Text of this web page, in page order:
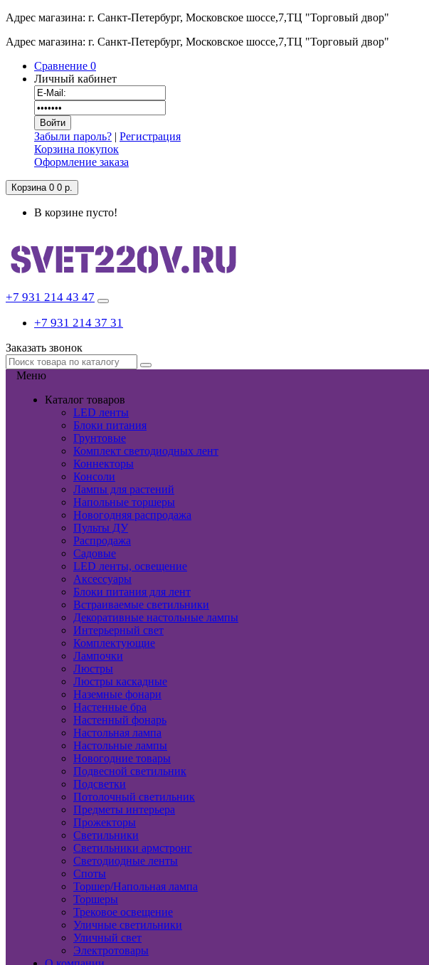
Адрес магазина: г. Санкт-Петербург, Московское шоссе,7,ТЦ "Торговый двор"
Адрес магазина: г. Санкт-Петербург, Московское шоссе,7,ТЦ "Торговый двор"
Сравнение 0
Личный кабинет
Забыли пароль? | Регистрация
Корзина покупок
Оформление заказа
Корзина 0 0 р.
В корзине пусто!
+7 931 214 43 47
+7 931 214 37 31
Заказать звонок
Меню
Каталог товаров
LED ленты
Блоки питания
Грунтовые
Комплект светодиодных лент
Коннекторы
Консоли
Лампы для растений
Напольные торшеры
Новогодняя распродажа
Пульты ДУ
Распродажа
Садовые
LED ленты, освещение
Аксессуары
Блоки питания для лент
Встраиваемые светильники
Декоративные настольные лампы
Интерьерный свет
Комплектующие
Лампочки
Люстры
Люстры каскадные
Наземные фонари
Настенные бра
Настенный фонарь
Настольная лампа
Настольные лампы
Новогодние товары
Подвесной светильник
Подсветки
Потолочный светильник
Предметы интерьера
Прожекторы
Светильники
Светильники армстронг
Светодиодные ленты
Споты
Торшер/Напольная лампа
Торшеры
Трековое освещение
Уличные светильники
Уличный свет
Электротовары